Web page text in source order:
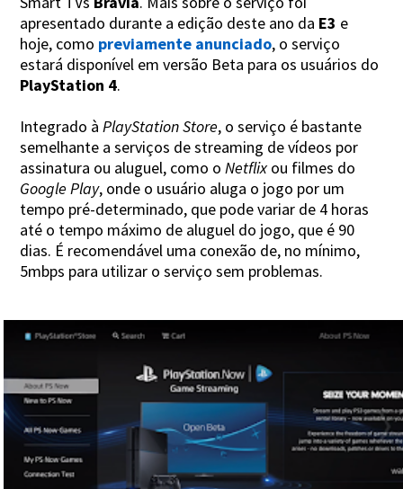
apresentado durante a edição deste ano da E3 e
hoje, como previamente anunciado, o serviço
estará disponível em versão Beta para os usuários do
PlayStation 4.
Integrado à PlayStation Store, o serviço é bastante
semelhante a serviços de streaming de vídeos por
assinatura ou aluguel, como o Netflixou filmes do
Google Play, onde o usuário aluga o jogo por um
tempo pré-determinado, que pode variar de 4 horas
até o tempo máximo de aluguel do jogo, que é 90
dias. É recomendável uma conexão de, no mínimo,
5mbps para utilizar o serviço sem problemas.